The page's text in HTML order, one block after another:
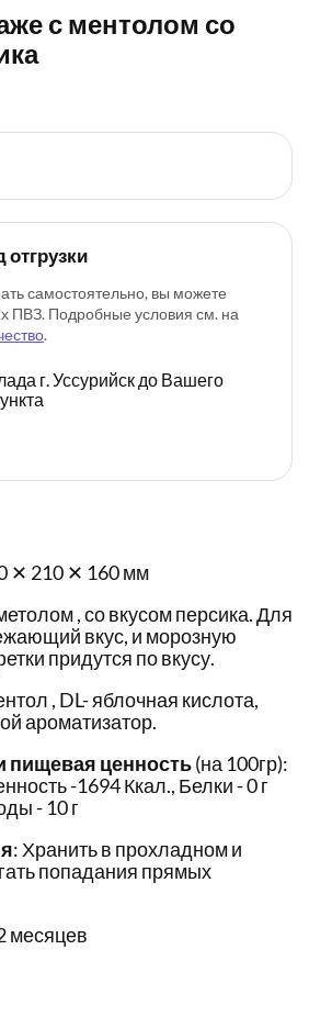
с ментолом со
самостоятельно, вы можете
ПВЗ. Подробные условия см. на
.
г. Уссурийск до Вашего
✕ 210 ✕ 160 мм
, со вкусом персика. Для
вкус, и морозную
придутся по вкусу.
, DL- яблочная кислота,
ароматизатор.
пищевая ценность(на 100гр):
-1694 Ккал., Белки - 0 г
- 10 г
: Хранить в прохладном и
попадания прямых
месяцев